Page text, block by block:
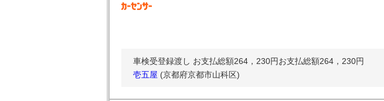
車検受登録渡し お支払総額264，230円お支払総額264，230円
壱五屋 (京都府京都市山科区)